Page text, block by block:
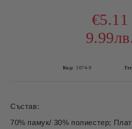
€5.11
Код: 1074-9
Състав:
70% памук/ 30% полиестер;